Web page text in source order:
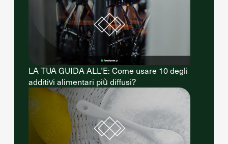
LA TUA GUIDA ALL’E: Come usare 10 degli
additivi alimentari più diffusi?